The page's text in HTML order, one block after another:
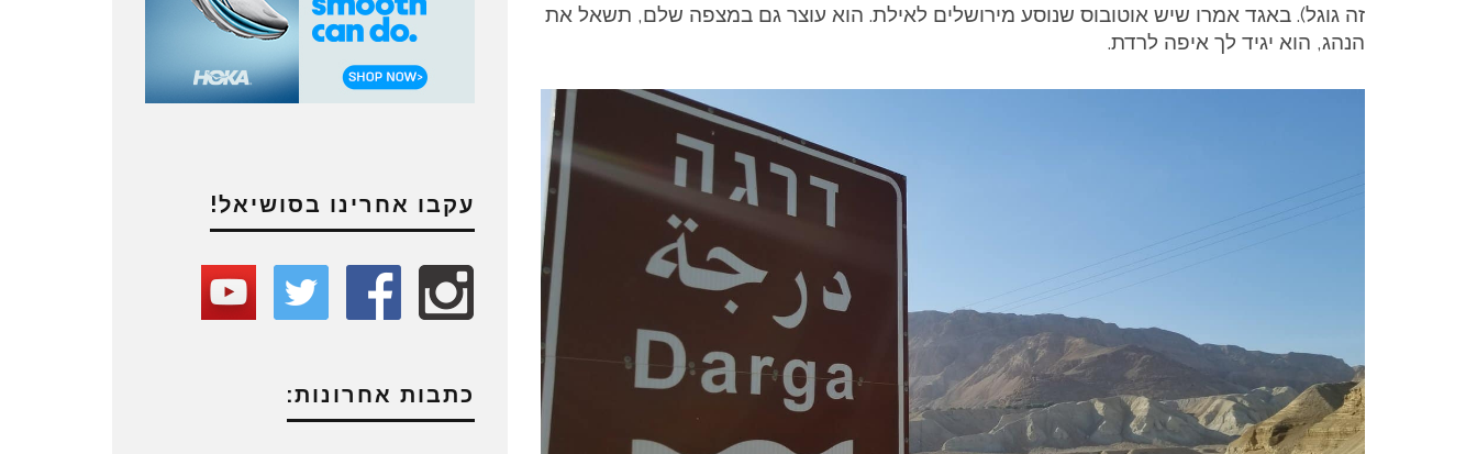
זה גוגל). באגד אמרו שיש אוטובוס שנוסע מירושלים לאילת. הוא עוצר גם במצפה שלם, תשאל את
הנהג, הוא יגיד לך איפה לרדת.
עקבו אחרינו בסושיאל!
כתבות אחרונות: